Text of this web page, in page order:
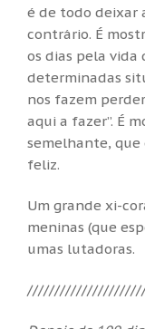
é de todo deixar
contrário. É
os dias pela vida
determinadas
nos fazem
aqui a fazer”. É
semelhante,
feliz.
Um grande xi-
meninas (que
umas lutadoras.